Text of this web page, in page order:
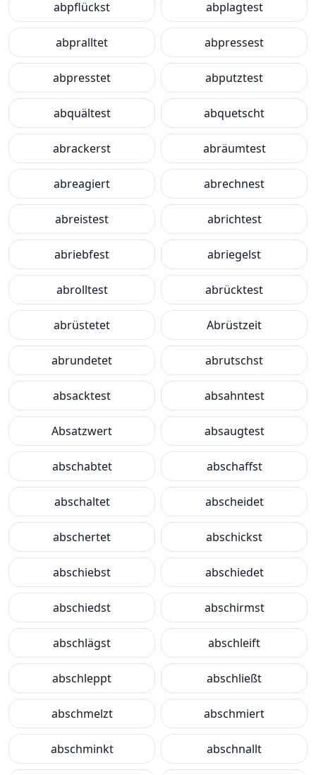
abpflückst abplagtest
abpralltet abpressest
abpresstet abputztest
abquältest abquetscht
abrackerst abräumtest
abreagiert abrechnest
abreistest abrichtest
abriebfest abriegelst
abrolltest abrücktest
abrüstetet Abrüstzeit
abrundetet abrutschst
absacktest absahntest
Absatzwert absaugtest
abschabtet abschaffst
abschaltet abscheidet
abschertet abschickst
abschiebst abschiedet
abschiedst abschirmst
abschlägst abschleift
abschleppt abschließt
abschmelzt abschmiert
abschminkt abschnallt